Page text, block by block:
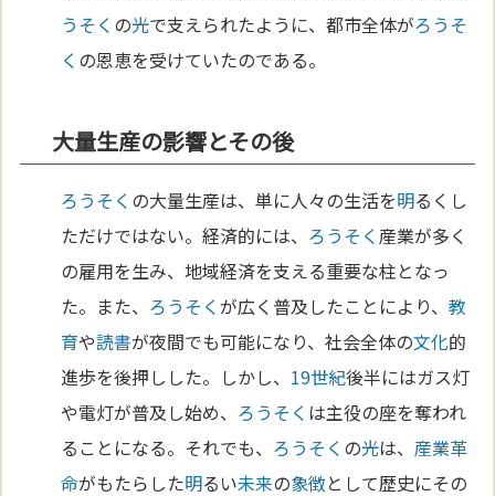
うそく の光で支えられたように、都市全体がろうそ
く の恩恵を受けていたのである。
大量生産の影響とその後
ろうそく の大量生産は、単に人々の生活を明るくし
ただけではない。経済的には、 ろうそく 産業が多く
の雇用を生み、地域経済を支える重要な柱となっ
た。また、 ろうそくが広く普及したことにより、教
育や読書が夜間でも可能になり、社会全体の文化的
進歩を後押しした。しかし、 19世紀後半にはガス灯
や電灯が普及し始め、 ろうそく は主役の座を奪われ
ることになる。それでも、 ろうそく の光は、 産業革
命がもたらした明るい未来の象徴として歴史にその